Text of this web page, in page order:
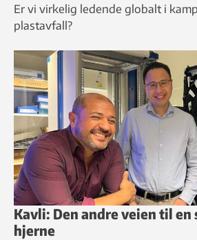
Er vi virkelig ledende globalt i
plastavfall?
Kavli: Den andre veien til en
hjerne